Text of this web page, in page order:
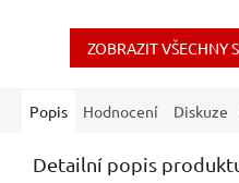
ZOBRAZIT VŠECHNY
Popis Hodnocení Diskuze
Detailní popis